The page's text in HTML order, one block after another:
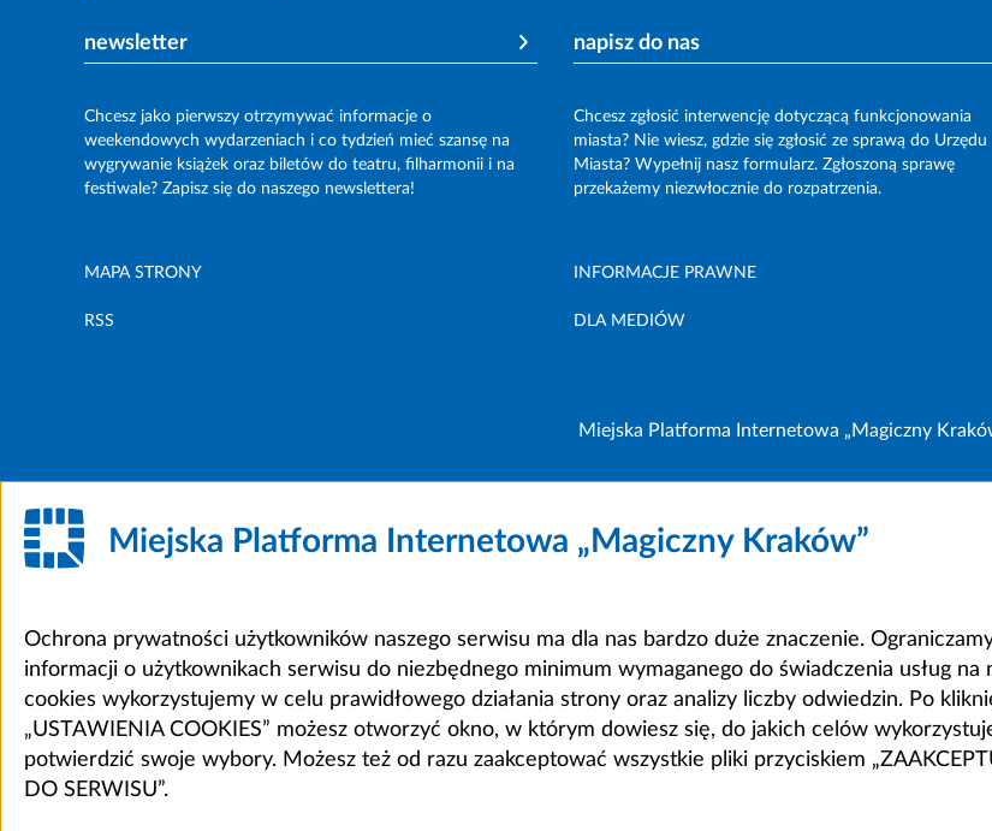
newsletter
Chcesz jako pierwszy otrzymywać informacje o
weekendowych wydarzeniach i co tydzień mieć szansę na
wygrywanie książek oraz biletów do teatru, filharmonii i na
festiwale? Zapisz się do naszego newslettera!
napisz do nas
Chcesz zgłosić interwencję dotyczącą funkcjonowania
miasta? Nie wiesz, gdzie się zgłosić ze sprawą do Urzędu
Miasta? Wypełnij nasz formularz. Zgłoszoną sprawę
przekażemy niezwłocznie do rozpatrzenia.
MAPA STRONY INFORMACJE PRAWNE
RSS DLA MEDIÓW
Miejska Platforma Internetowa „Magiczny
Miejska Platforma Internetowa „Magiczny Kraków”
Ochrona prywatności użytkowników naszego serwisu ma dla nas bardzo duże znaczenie.
informacji o użytkownikach serwisu do niezbędnego minimum wymaganego do świadczenia usług na
cookies wykorzystujemy w celu prawidłowego działania strony oraz analizy liczby odwiedzin. Po
„USTAWIENIA COOKIES” możesz otworzyć okno, w którym dowiesz się, do jakich celów
potwierdzić swoje wybory. Możesz też od razu zaakceptować wszystkie pliki przyciskiem
DO SERWISU”.